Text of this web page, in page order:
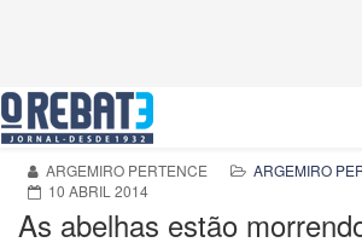
ARGEMIRO PERTENCE
ARGEMIRO
10 ABRIL 2014
As abelhas estão